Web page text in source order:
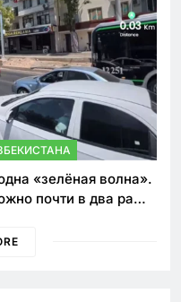
«зелёная волна».
почти в два раза